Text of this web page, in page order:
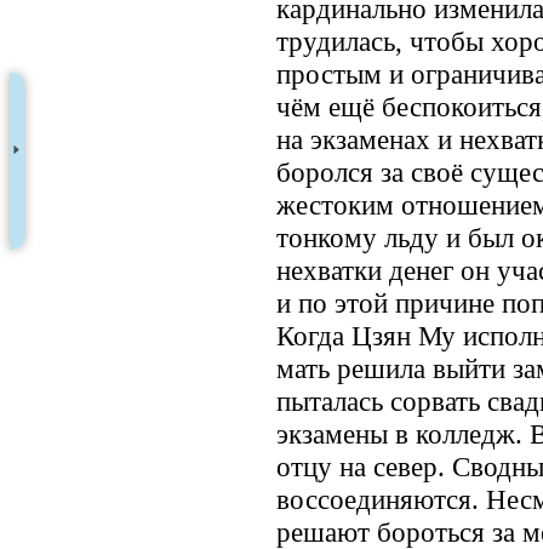
кардинально
трудилась, чтобы
простым и
чём ещё
на экзаменах и
боролся за своё
жестоким
тонкому льду и был
нехватки денег он
и по этой причине
Когда Цзян Му
мать решила выйти
пыталась сорвать
экзамены в колледж.
отцу на север.
воссоединяются.
решают бороться за